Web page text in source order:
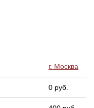
г. Москва
0 руб.